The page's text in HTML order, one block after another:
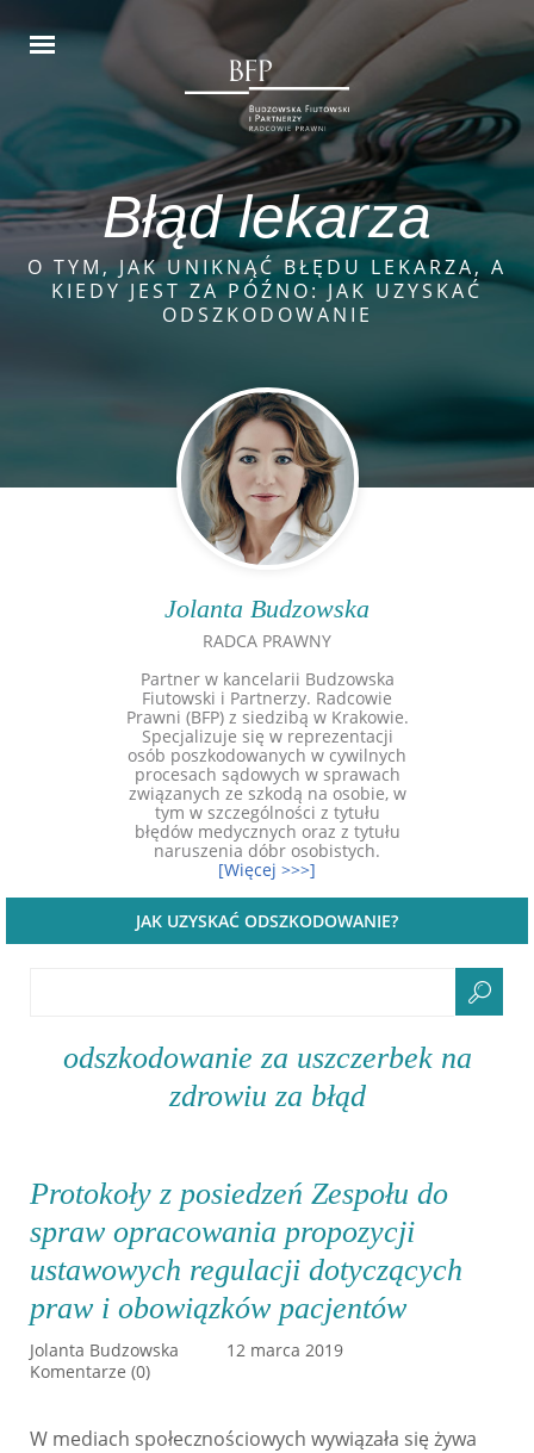
Błąd lekarza
O TYM, JAK UNIKNĄĆ BŁĘDU LEKARZA, A
KIEDY JEST ZA PÓŹNO: JAK UZYSKAĆ
ODSZKODOWANIE
Jolanta Budzowska
RADCA PRAWNY
Partner w kancelarii Budzowska
Fiutowski i Partnerzy. Radcowie
Prawni (BFP) z siedzibą w Krakowie.
Specjalizuje się w reprezentacji
osób poszkodowanych w cywilnych
procesach sądowych w sprawach
związanych ze szkodą na osobie, w
tym w szczególności z tytułu
błędów medycznych oraz z tytułu
naruszenia dóbr osobistych.
[Więcej >>>]
JAK UZYSKAĆ ODSZKODOWANIE?
odszkodowanie za uszczerbek na
zdrowiu za błąd
Protokoły z posiedzeń Zespołu do
spraw opracowania propozycji
ustawowych regulacji dotyczących
praw i obowiązków pacjentów
Jolanta Budzowska
12 marca 2019
Komentarze (0)
W mediach społecznościowych wywiązała się żywa